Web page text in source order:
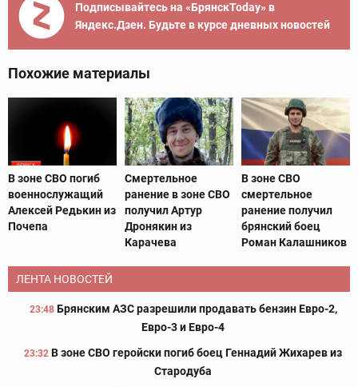
Подписывайтесь на «БрянскToday» в
Яндекс.Дзен. Будьте в курсе дневных новостей
Похожие материалы
В зоне СВО погиб
военнослужащий
Алексей Редькин из
Почепа
Смертельное
ранение в зоне СВО
получил Артур
Дронякин из
Карачева
В зоне СВО
смертельное
ранение получил
брянский боец
Роман Калашников
ЛЕНТА НОВОСТЕЙ
23:48 Брянским АЗС разрешили продавать бензин Евро-2,
Евро-3 и Евро-4
23:32 В зоне СВО геройски погиб боец Геннадий Жихарев из
Стародуба